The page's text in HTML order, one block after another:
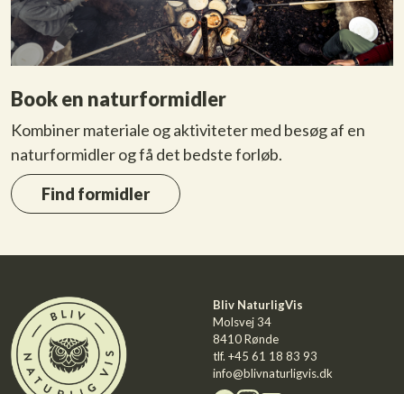
Book en naturformidler
Kombiner materiale og aktiviteter med besøg af en
naturformidler og få det bedste forløb.
Find formidler
Bliv NaturligVis
Molsvej 34
8410 Rønde
tlf. +45 61 18 83 93
info@blivnaturligvis.dk